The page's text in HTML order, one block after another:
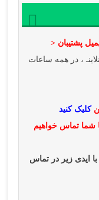
پشتیبان <
، در همه ساعات
کلیک کنید
شما تماس خواهیم
با ایدی زیر در تماس